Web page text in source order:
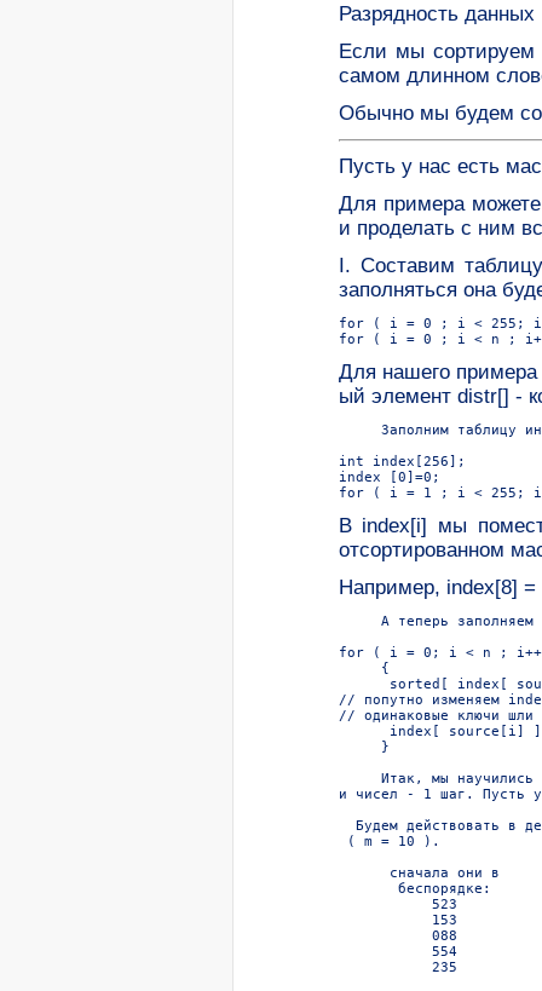
Разрядность
Если мы сортируем
самом длинном
Обычно мы будем
Пусть у нас есть
Для примера
и проделать с ним
I. Составим
заполняться она
for ( i = 0 ; i < 255;
Для нашего
ый элемент distr[] -
Заполним таблицу
int index[256];
index [0]=0;
В index[i] мы
отсортированном
Hапример, index[8]
А теперь заполняем
for ( i = 0; i < n ;
     {
sorted[ index[
// попутно изменяем
// одинаковые ключи шли
index[ source[i]
     }
Итак, мы научились
и чисел - 1 шаг. Пусть
Будем действовать в
( m = 10 ).
сначала они в
беспорядке:
523
153
088
554
235